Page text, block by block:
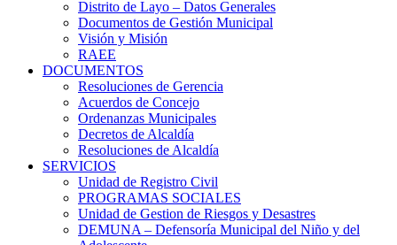
Distrito de Layo – Datos Generales
Documentos de Gestión Municipal
Visión y Misión
RAEE
DOCUMENTOS
Resoluciones de Gerencia
Acuerdos de Concejo
Ordenanzas Municipales
Decretos de Alcaldía
Resoluciones de Alcaldía
SERVICIOS
Unidad de Registro Civil
PROGRAMAS SOCIALES
Unidad de Gestion de Riesgos y Desastres
DEMUNA – Defensoría Municipal del Niño y del